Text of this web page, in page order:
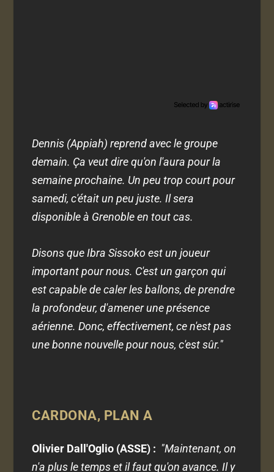
Dennis (Appiah) reprend avec le groupe
demain. Ça veut dire qu'on l'aura pour la
semaine prochaine. Un peu trop court pour
samedi, c'était un peu juste. Il sera
disponible à Grenoble en tout cas.
Disons que Ibra Sissoko est un joueur
important pour nous. C'est un garçon qui
est capable de caler les ballons, de prendre
la profondeur, d'amener une présence
aérienne. Donc, effectivement, ce n'est pas
une bonne nouvelle pour nous, c'est sûr."
CARDONA, PLAN A
Olivier Dall'Oglio (ASSE) : "Maintenant, on
n'a plus le temps et il faut qu'on avance. Il y